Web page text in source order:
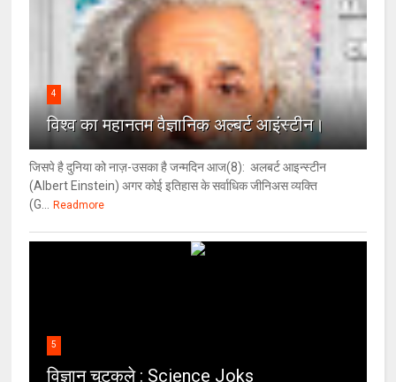
4
विश्‍व का महानतम वैज्ञानिक अल्बर्ट आइंस्टीन।
जिसपे है दुनिया को नाज़-उसका है जन्मदिन आज(8): अलबर्ट आइन्स्टीन
(Albert Einstein) अगर कोई इतिहास के सर्वाधिक जीनिअस व्यक्ति
(G... Readmore
5
विज्ञान चुटकले : Science Joks